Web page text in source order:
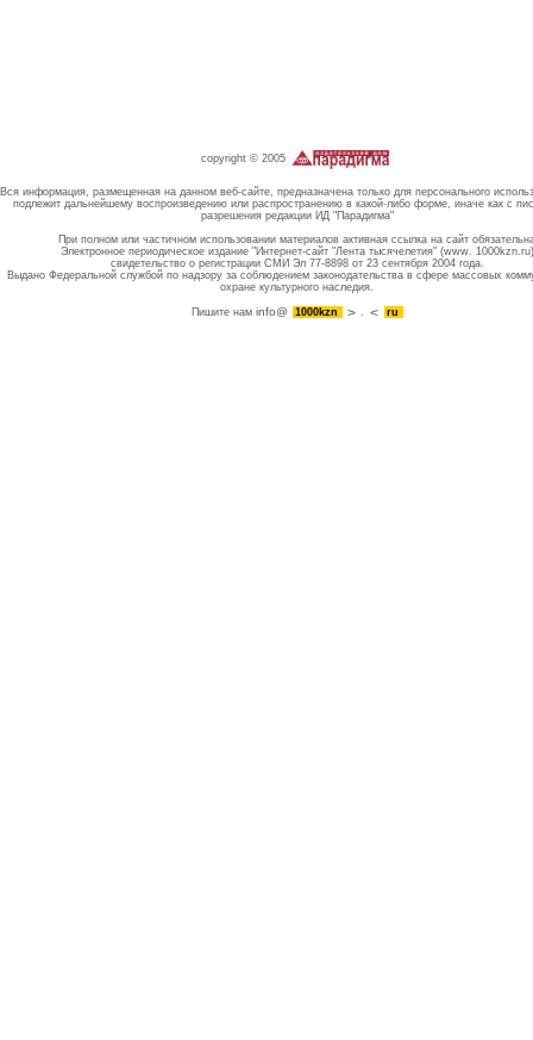
copyright © 2005
Вся информация, размещенная на данном веб-сайте, предназначена только для персонального
подлежит дальнейшему воспроизведению или распространению в какой-либо форме, иначе как с
разрешения редакции ИД "Парадигма"
При полном или частичном использовании материалов активная ссылка на сайт
Электронное периодическое издание "Интернет-сайт "Лента тысячелетия" (www. 1000kzn.ru)
свидетельство о регистрации СМИ Эл 77-8898 от 23 сентября 2004 года.
Выдано Федеральной службой по надзору за соблюдением законодательства в сфере массовых
охране культурного наследия.
Пишите намinfo@ 1000kzn . ru